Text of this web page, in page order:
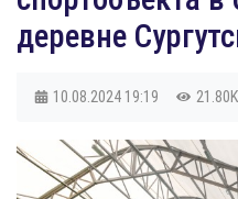
деревне
10.08.2024 19:19 21.80K